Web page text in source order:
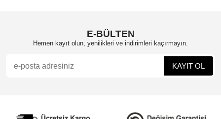
E-BÜLTEN
Hemen kayıt olun, yenilikleri ve indirimleri kaçırmayın.